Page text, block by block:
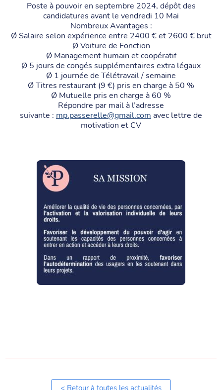
Poste à pouvoir en septembre 2024, dépôt des
candidatures avant le vendredi 10 Mai
Nombreux Avantages :
Ø Salaire selon expérience entre 2400 € et 2600 € brut
Ø Voiture de Fonction
Ø Management humain et coopératif
Ø 5 jours de congés supplémentaires extra légaux
Ø 1 journée de Télétravail / semaine
Ø Titres restaurant (9 €) pris en charge à 50 %
Ø Mutuelle pris en charge à 60 %
Répondre par mail à l’adresse
suivante : mp.passerelle@gmail.com avec lettre de
motivation et CV
< Retour à toutes les actualités